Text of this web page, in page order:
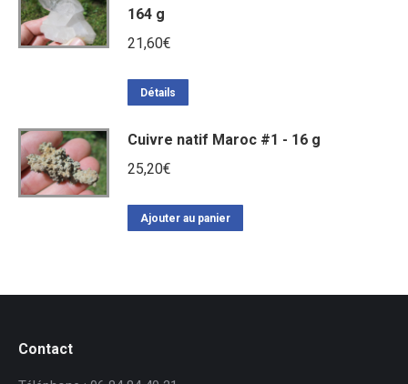
164 g
21,60€
Détails
Cuivre natif Maroc #1 - 16 g
25,20€
Ajouter au panier
Contact